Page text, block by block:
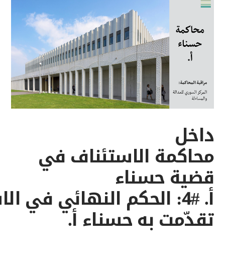
داخل
محاكمة الاستئناف في
قضية حسناء
أ. #4: الحكم النهائي في
تقدّمت به حسناء أ.